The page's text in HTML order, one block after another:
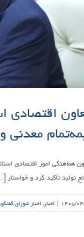
اقتصادی
هماهنگی امور اقتصادی
تولید تأکید کرد و خواستار
۰۴/۲۹ | اخبار,اخبار شورای گفتگو,